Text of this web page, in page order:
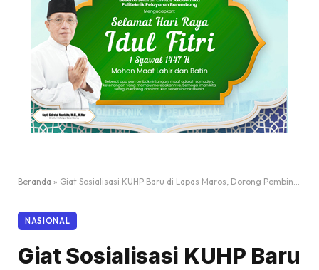
Beranda » Giat Sosialisasi KUHP Baru di Lapas Maros, Dorong Pembinaan yang Lebih Berbasis Pemahaman Hukum
NASIONAL
Giat Sosialisasi KUHP Baru